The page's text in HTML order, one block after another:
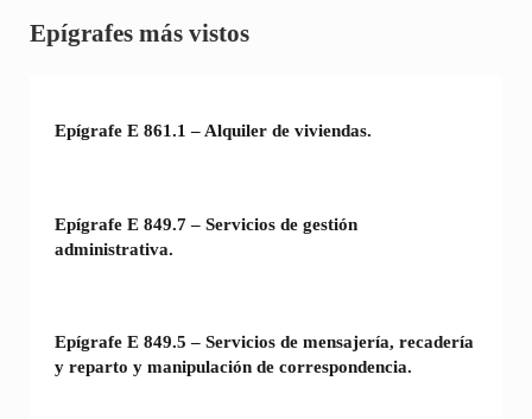
Sidebar
Epígrafes más vistos
Epígrafe E 861.1 – Alquiler de viviendas.
Epígrafe E 849.7 – Servicios de gestión
administrativa.
Epígrafe E 849.5 – Servicios de mensajería, recadería
y reparto y manipulación de correspondencia.